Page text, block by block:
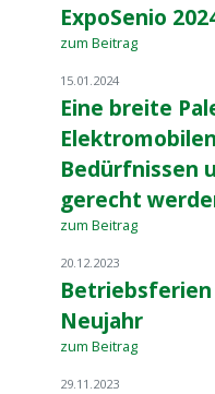
ExpoSenio
zum Beitrag
15.01.2024
Eine breite
Bedürfnissen
gerecht
zum Beitrag
20.12.2023
Neujahr
zum Beitrag
29.11.2023